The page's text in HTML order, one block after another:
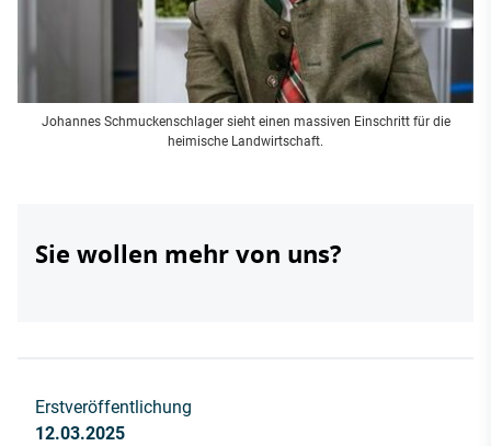
Johannes Schmuckenschlager sieht einen massiven Einschritt für die
heimische Landwirtschaft.
Sie wollen mehr von uns?
Erstveröffentlichung
12.03.2025